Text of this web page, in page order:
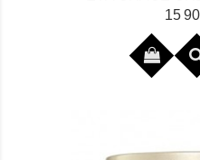
Prix
15